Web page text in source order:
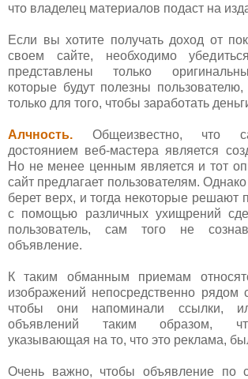
что владелец материалов подаст на
Если вы хотите получать доход от
своем сайте, необходимо
представлены только
которые будут полезны
только для того, чтобы заработать
Алчность.
Общеизвестно, что
достоянием веб-мастера является
Но не менее ценным является и тот
сайт предлагает пользователям.
берет верх, и тогда некоторые решают
с помощью различных ухищрений
пользователь, сам того не
объявление.
К таким обманным приемам
изображений непосредственно рядом
чтобы они напоминали ссылки,
объявлений таким образом,
указывающая на то, что это реклама,
Очень важно, чтобы объявление по